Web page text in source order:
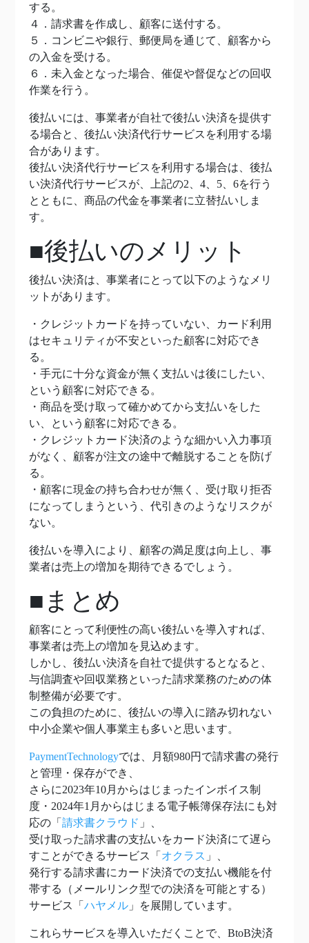
する。
４．請求書を作成し、顧客に送付する。
５．コンビニや銀行、郵便局を通じて、顧客から
の入金を受ける。
６．未入金となった場合、催促や督促などの回収
作業を行う。
後払いには、事業者が自社で後払い決済を提供す
る場合と、後払い決済代行サービスを利用する場
合があります。
後払い決済代行サービスを利用する場合は、後払
い決済代行サービスが、上記の2、4、5、6を行う
とともに、商品の代金を事業者に立替払いしま
す。
■後払いのメリット
後払い決済は、事業者にとって以下のようなメリ
ットがあります。
・クレジットカードを持っていない、カード利用
はセキュリティが不安といった顧客に対応でき
る。
・手元に十分な資金が無く支払いは後にしたい、
という顧客に対応できる。
・商品を受け取って確かめてから支払いをした
い、という顧客に対応できる。
・クレジットカード決済のような細かい入力事項
がなく、顧客が注文の途中で離脱することを防げ
る。
・顧客に現金の持ち合わせが無く、受け取り拒否
になってしまうという、代引きのようなリスクが
ない。
後払いを導入により、顧客の満足度は向上し、事
業者は売上の増加を期待できるでしょう。
■まとめ
顧客にとって利便性の高い後払いを導入すれば、
事業者は売上の増加を見込めます。
しかし、後払い決済を自社で提供するとなると、
与信調査や回収業務といった請求業務のための体
制整備が必要です。
この負担のために、後払いの導入に踏み切れない
中小企業や個人事業主も多いと思います。
PaymentTechnologyでは、月額980円で請求書の発行
と管理・保存ができ、
さらに2023年10月からはじまったインボイス制
度・2024年1月からはじまる電子帳簿保存法にも対
応の「 請求書クラウド 」、
受け取った請求書の支払いをカード決済にて遅ら
すことができるサービス「 オクラス 」、
発行する請求書にカード決済での支払い機能を付
帯する（メールリンク型での決済を可能とする）
サービス「 ハヤメル 」を展開しています。
これらサービスを導入いただくことで、BtoB決済